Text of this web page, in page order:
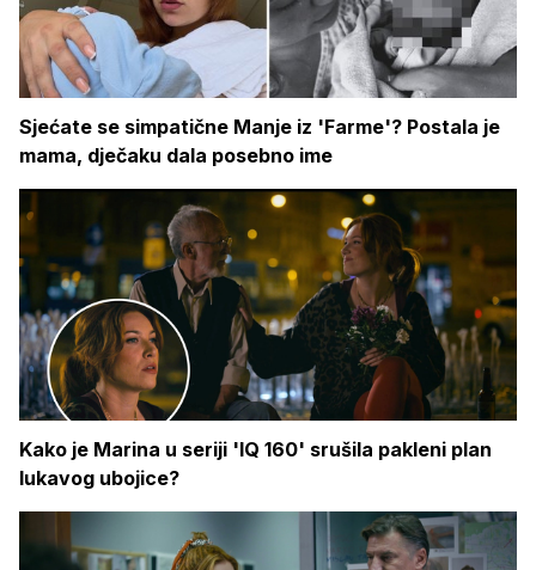
Sjećate se simpatične Manje iz 'Farme'? Postala je
mama, dječaku dala posebno ime
Kako je Marina u seriji 'IQ 160' srušila pakleni plan
lukavog ubojice?